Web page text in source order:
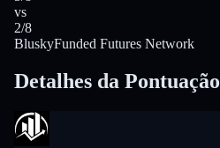
vs
2/8
BluskyFunded Futures Network
Detalhes da Pontuação